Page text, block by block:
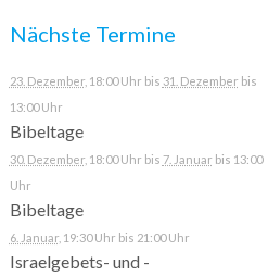
Nächste Termine
23. Dezember, 18:00 Uhr bis 31. Dezember bis
13:00 Uhr
Bibeltage
30. Dezember, 18:00 Uhr bis 7. Januar bis 13:00
Uhr
Bibeltage
6. Januar, 19:30 Uhr bis 21:00 Uhr
Israelgebets- und -